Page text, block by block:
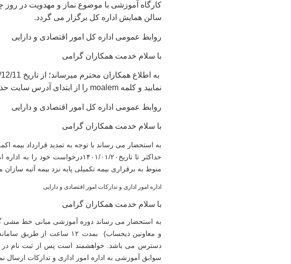
سالن همایش اداره کل برگزار می گردد.
روابط عمومی اداره کل امور اقتصادی و دارایی
با سلام خدمت همکاران گرامی
به اطلاع همکاران محترم میرساند؛ از تاریخ 1401/12/11
نمایید و کلمه moalem را از ابتدای آدرس سایت حذف کنید.
روابط عمومی اداره کل امور اقتصادی و دارایی
با سلام خدمت همکاران گرامی
به استحضار می رساند با توجه به تمدید قرارداد بیمه
حداکثر تا تاریخ ۱۴۰۱/۰۱/۲۰درخواست خود را به اداره
منوط به برقراری بیمه تکمیلی پایه نزد بیمه آتیه
اداره امور اداری و تدارکات امور اقتصادی و دارایی
با سلام خدمت همکاران گرامی
به استحضار می رساند دوره آموزشی مبانی خط مشی
و معاونین ذیحساب) بمدت ۱۲ ساعت از طریق
دسترس می باشد. خواهشمند است پس از ثبت نام در
سوابق آموزشی به اداره امور اداری و تدارکات ارسال